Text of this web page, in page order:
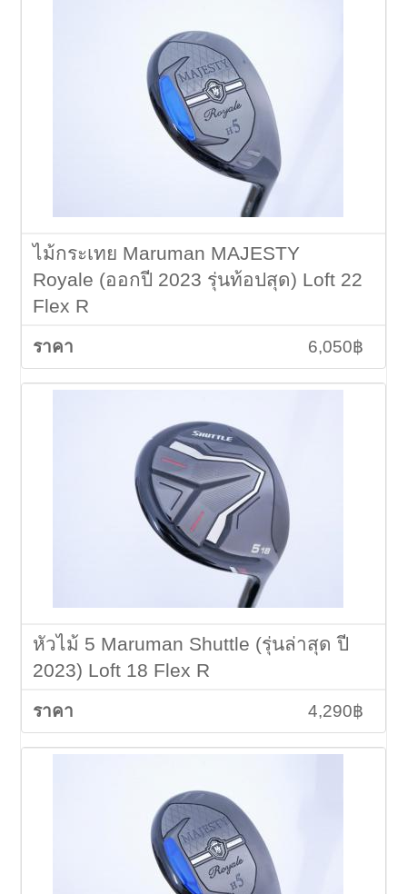
ไม้กระเทย Maruman MAJESTY
Royale (ออกปี 2023 รุ่นท้อปสุด) Loft 22
Flex R
6,050฿
หัวไม้ 5 Maruman Shuttle (รุ่นล่าสุด ปี
2023) Loft 18 Flex R
4,290฿